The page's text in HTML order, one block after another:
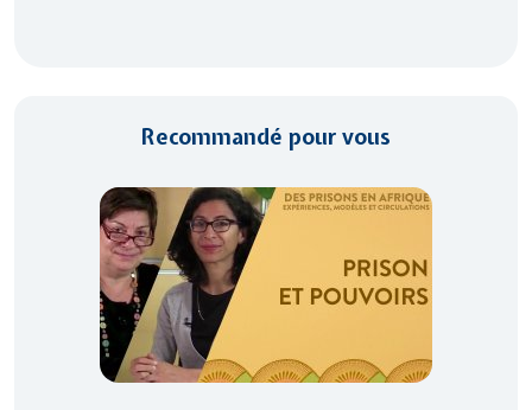
Recommandé pour vous